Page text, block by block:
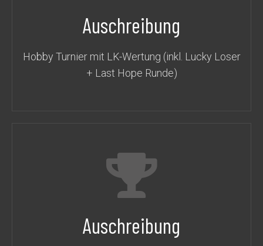
Auschreibung
Hobby Turnier mit LK-Wertung (inkl. Lucky Loser
+ Last Hope Runde)
Auschreibung